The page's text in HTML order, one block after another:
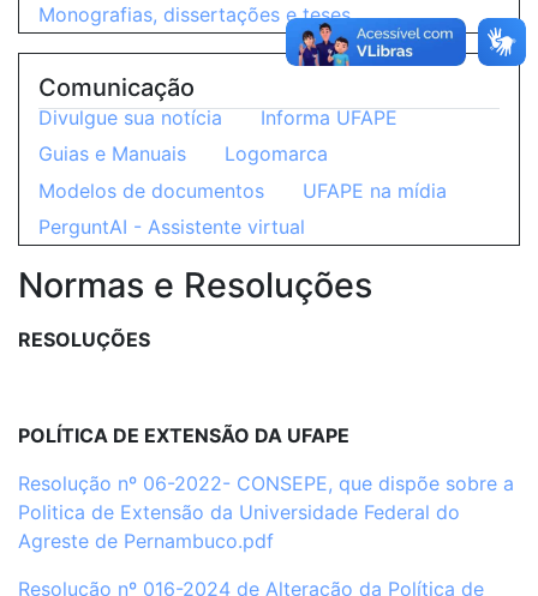
Normas e Resoluções
RESOLUÇÕES
POLÍTICA DE EXTENSÃO DA UFAPE
Resolução nº 06-2022- CONSEPE, que dispõe sobre a
Politica de Extensão da Universidade Federal do
Agreste de Pernambuco.pdf
Resolução nº 016-2024 de Alteração da Política de
Monografias, dissertações e teses
Comunicação
Divulgue sua notícia
Informa UFAPE
Guias e Manuais
Logomarca
Modelos de documentos
UFAPE na mídia
PerguntAI - Assistente virtual